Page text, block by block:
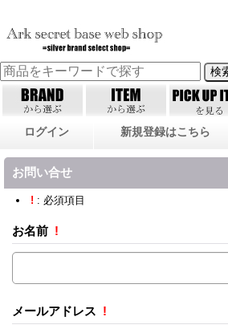
ログイン 新規登録はこちら
お問い合せ
! : 必須項目
お名前 !
メールアドレス !